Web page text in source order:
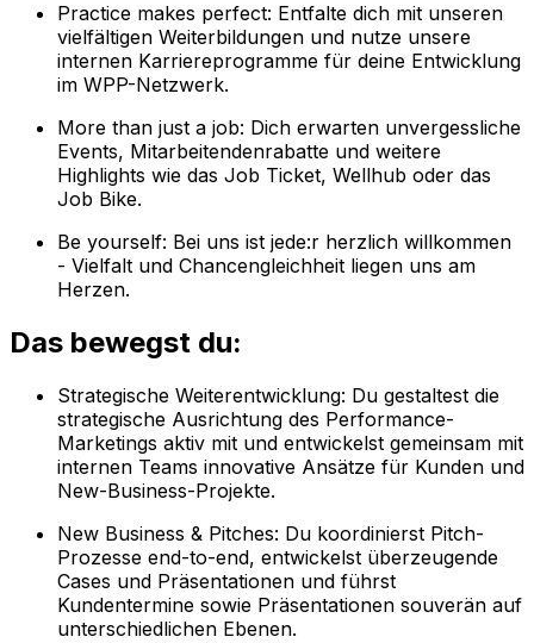
Practice makes perfect: Entfalte dich mit unseren
vielfältigen Weiterbildungen und nutze unsere
internen Karriereprogramme für deine Entwicklung
im WPP-Netzwerk.
More than just a job: Dich erwarten unvergessliche
Events, Mitarbeitendenrabatte und weitere
Highlights wie das Job Ticket, Wellhub oder das
Job Bike.
Be yourself: Bei uns ist jede:r herzlich willkommen
- Vielfalt und Chancengleichheit liegen uns am
Herzen.
Das bewegst du:
Strategische Weiterentwicklung: Du gestaltest die
strategische Ausrichtung des Performance-
Marketings aktiv mit und entwickelst gemeinsam mit
internen Teams innovative Ansätze für Kunden und
New-Business-Projekte.
New Business & Pitches: Du koordinierst Pitch-
Prozesse end-to-end, entwickelst überzeugende
Cases und Präsentationen und führst
Kundentermine sowie Präsentationen souverän auf
unterschiedlichen Ebenen.